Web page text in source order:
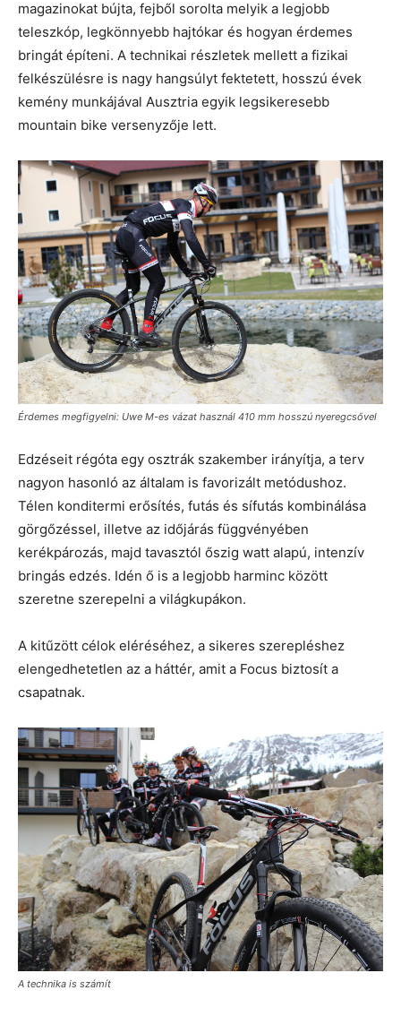
magazinokat bújta, fejből sorolta melyik a legjobb
teleszkóp, legkönnyebb hajtókar és hogyan érdemes
bringát építeni. A technikai részletek mellett a fizikai
felkészülésre is nagy hangsúlyt fektetett, hosszú évek
kemény munkájával Ausztria egyik legsikeresebb
mountain bike versenyzője lett.
Érdemes megfigyelni: Uwe M-es vázat használ 410 mm hosszú nyeregcsővel
Edzéseit régóta egy osztrák szakember irányítja, a terv
nagyon hasonló az általam is favorizált metódushoz.
Télen konditermi erősítés, futás és sífutás kombinálása
görgőzéssel, illetve az időjárás függvényében
kerékpározás, majd tavasztól őszig watt alapú, intenzív
bringás edzés. Idén ő is a legjobb harminc között
szeretne szerepelni a világkupákon.
A kitűzött célok eléréséhez, a sikeres szerepléshez
elengedhetetlen az a háttér, amit a Focus biztosít a
csapatnak.
A technika is számít